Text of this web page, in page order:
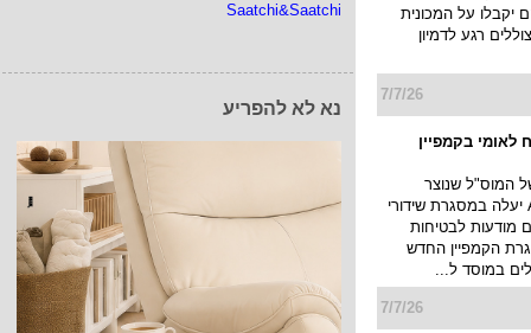
Saatchi&Saatchi
נא לא להפריע
באולם התצוגה
בחוץ? − כל
על המכונית
רגע לדמיון
לאומי בקמפיין
המוס"ל שנוצר
בטכנולוגיית AI יעלה במסגרת שידורי